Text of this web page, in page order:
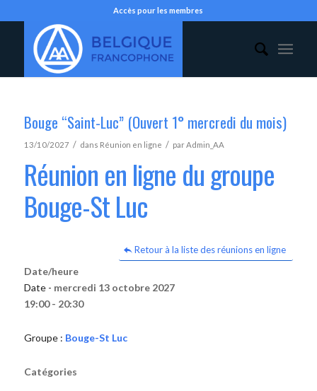
Accès pour les membres
Bouge “Saint-Luc” (Ouvert 1° mercredi du mois)
13/10/2027 / dans Réunion en ligne / parAdmin_AA
Réunion en ligne du groupe
Bouge-St Luc
Retour à la liste des réunions en ligne
Date/heure
Date - mercredi 13 octobre 2027
19:00 - 20:30
Groupe : Bouge-St Luc
Catégories